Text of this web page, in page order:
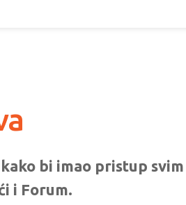
bi imao pristup
i Forum.